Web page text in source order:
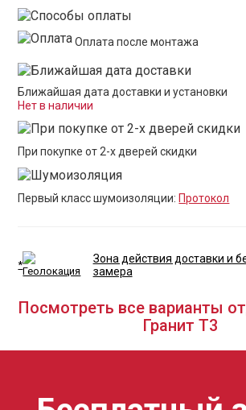
Оплата после монтажа
Ближайшая дата доставки и установки
Нет в наличии
При покупке от 2-х дверей скидки
Первый класс шумоизоляции: Протокол
*
Зона действия доставки и
замера
Посмотреть все варианты
Гранит Т3